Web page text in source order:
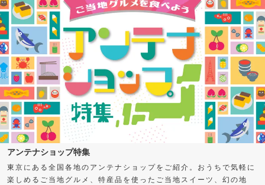
アンテナショップ特集
東京にある全国各地のアンテナショップをご紹介。おうちで気軽に
楽しめるご当地グルメ、特産品を使ったご当地スイーツ、幻の地